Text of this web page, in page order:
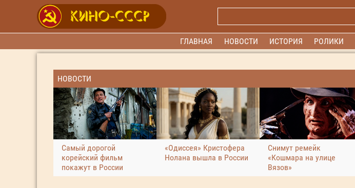
ГЛАВНАЯ НОВОСТИ ИСТОРИЯ РОЛИКИ
НОВОСТИ
Самый дорогой
корейский фильм
покажут в России
«Одиссея» Кристофера
Нолана вышла в России
Снимут ремейк
«Кошмара на улице
Вязов»